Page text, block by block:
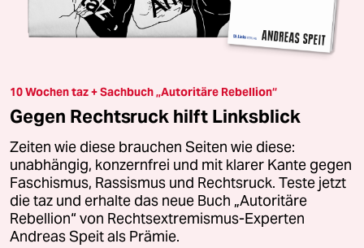
10 Wochen taz + Sachbuch „Autoritäre Rebellion“
Gegen Rechtsruck hilft Linksblick
Zeiten wie diese brauchen Seiten wie diese:
unabhängig, konzernfrei und mit klarer Kante gegen
Faschismus, Rassismus und Rechtsruck. Teste jetzt
die taz und erhalte das neue Buch „Autoritäre
Rebellion“ von Rechtsextremismus-Experten
Andreas Speit als Prämie.